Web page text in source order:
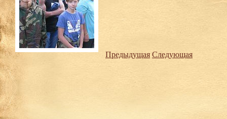
Предыдущая Следующая